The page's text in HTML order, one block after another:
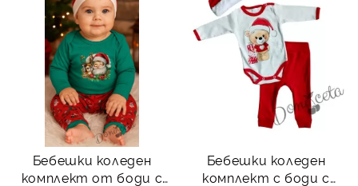
Бебешки коледен
комплект от боди с
Бебешки коледен
комплект с боди с